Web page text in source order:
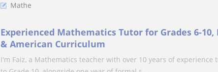
Mathe
Experienced Mathematics Tutor for Grades 6-
& American Curriculum
I'm Faiz, a Mathematics teacher with over 10 years of